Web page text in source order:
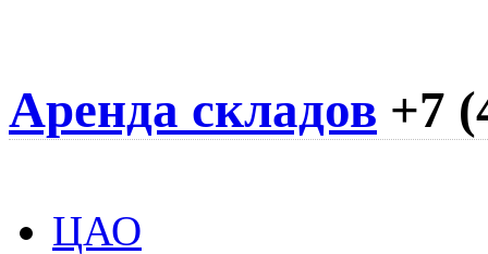
Аренда складов +7
ЦАО